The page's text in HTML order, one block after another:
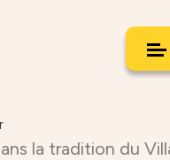
la tradition du